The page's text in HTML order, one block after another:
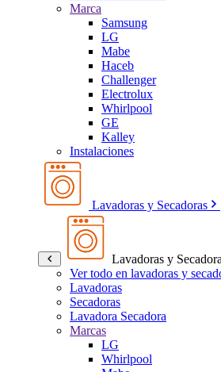
Marca
Samsung
LG
Mabe
Haceb
Challenger
Electrolux
Whirlpool
GE
Kalley
Instalaciones
Lavadoras y Secadoras
Lavadoras y
Ver todo en lavadoras y
Lavadoras
Secadoras
Lavadora Secadora
Marcas
LG
Whirlpool